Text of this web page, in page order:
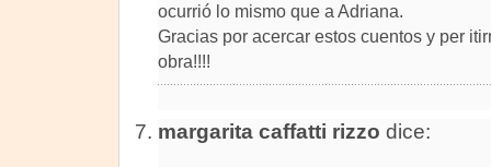
ocurrió lo mismo que a Adriana.
Gracias por acercar estos cuentos y per
obra!!!!
margarita caffatti rizzo dice: